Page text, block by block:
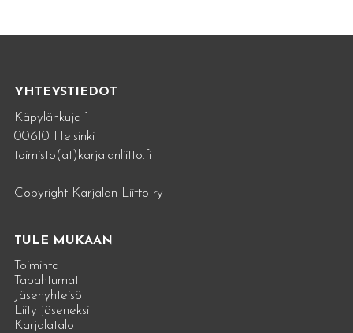
YHTEYSTIEDOT
Käpylänkuja 1
00610 Helsinki
toimisto(at)karjalanliitto.fi
Copyright Karjalan Liitto ry
TULE MUKAAN
Toiminta
Tapahtumat
Jäsenyhteisöt
Liity jäseneksi
Karjalatalo